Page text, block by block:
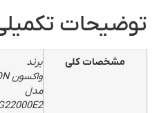
توضیحات
مشخصات کلی
برند
واکسون VAKSON
مدل